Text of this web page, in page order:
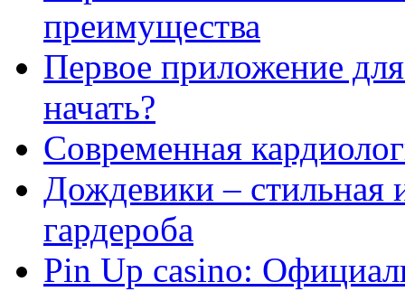
преимущества
Первое приложение
начать?
Современная
Дождевики – стильная
гардероба
Pin Up casino: